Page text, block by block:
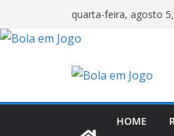
quarta-feira, agosto
HOME